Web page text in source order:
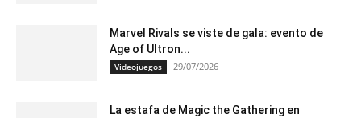
Marvel Rivals se viste de gala: evento de
Age of Ultron...
Videojuegos 29/07/2026
La estafa de Magic the Gathering en